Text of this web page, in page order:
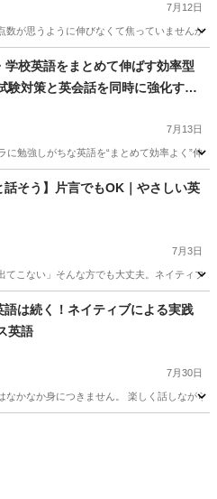
7月12日
数が思うように伸びなくて焦っていませんか
師 数学
学校英語をまとめて伸ばす効率型
験対策と英会話を同時に強化する
7月13日
に勉強しがちな英語を“まとめて効率よく”伸
校 TOEIC
話そう】片言でもOK｜やさしい英
7月3日
てこない」そんな方でも大丈夫。ネイティ
話 ネイティブ
語は続く！ネイティブによる実践
英語
7月30日
なかなか身につきません。 楽しく話しなが